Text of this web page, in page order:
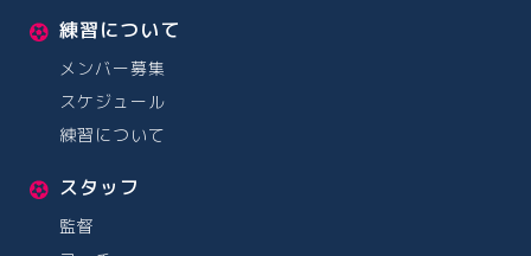
練習について
メンバー募集
スケジュール
練習について
スタッフ
監督